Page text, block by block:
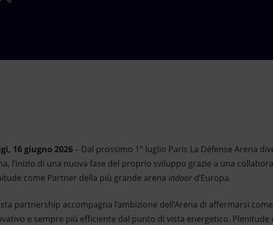
16 giugno 2026 – Dal prossimo 1° luglio Paris La Défense Arena
l’inizio di una nuova fase del proprio sviluppo grazie a una
come Partner della più grande arena indoord’Europa.
partnership accompagna l’ambizione dell’Arena di affermarsi
e sempre più efficiente dal punto di vista energetico. Plenitude